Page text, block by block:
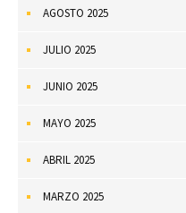
AGOSTO 2025
JULIO 2025
JUNIO 2025
MAYO 2025
ABRIL 2025
MARZO 2025